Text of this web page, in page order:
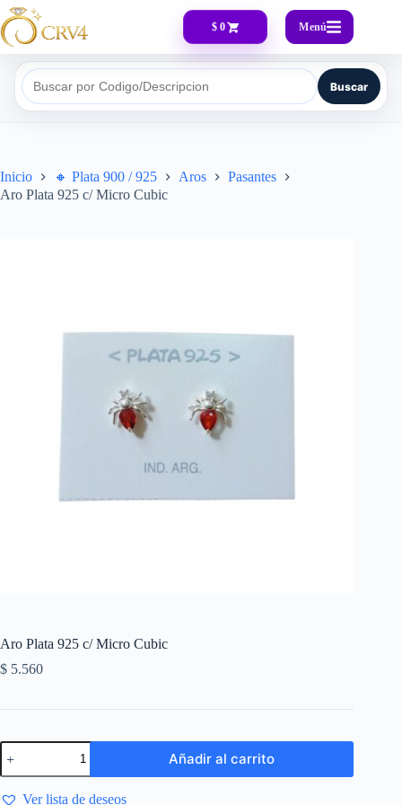
$ 0 Menú
Buscar por Codigo/Descripcion Buscar
Inicio 🔸​ Plata 900 / 925 Aros
Pasantes
Aro Plata 925 c/ Micro Cubic
Aro Plata 925 c/ Micro Cubic
$ 5.560
Añadir al carrito
Ver lista de deseos